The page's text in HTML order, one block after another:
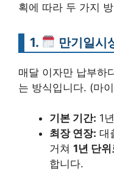
획에 따라 두 가지
1. 만기일시
매달 이자만 납부하
는 방식입니다. (마
기본 기간: 1년
최장 연장: 대
거쳐 1년 단
합니다.